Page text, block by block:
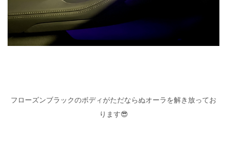
フローズンブラックのボディがただならぬオーラを解き放ってお
ります😎